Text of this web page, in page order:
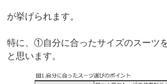
が挙げられます。
特に、①自分に合ったサイズのスーツ
と思います。